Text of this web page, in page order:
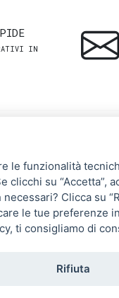
IN
le funzionalità
su “Accetta”,
Clicca su
le tue preferenze
ti consigliamo di
Rifiuta